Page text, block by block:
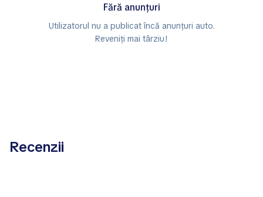
Fără anunțuri
Utilizatorul nu a publicat încă anunțuri auto.
Reveniți mai târziu!
Recenzii